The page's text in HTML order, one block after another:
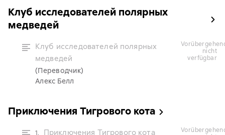
Клуб исследователей полярных
медведей
Клуб исследователей полярных
медведей
(Переводчик)
Алекс Белл
vorübergehend
nicht
verfügbar
Приключения Тигрового кота
1. Приключения Тигрового кота
vorübergehend